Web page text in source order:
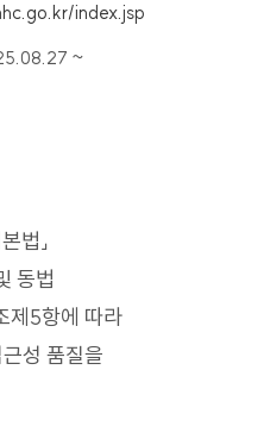
index.jsp
~
법」
동법
제5항에 따라
성 품질을